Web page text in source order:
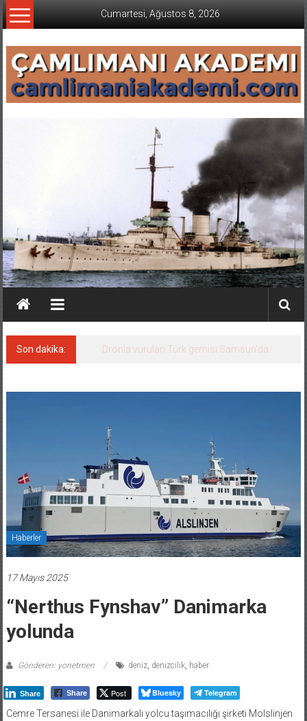
İçeriğe
geç
Cumartesi, Ağustos 8, 2026
Son dakika: Dronla vurulan Türk gemisi Samsun’da
Haberler
17 Mayıs 2025
“Nerthus Fynshav” Danimarka
yolunda
Gönderen: yonetmen deniz, denizcilik, haber
Share Share Post Bluesky Telegram
Cemre Tersanesi ile Danimarkalı yolcu taşımacılığı şirketi Molslinjen